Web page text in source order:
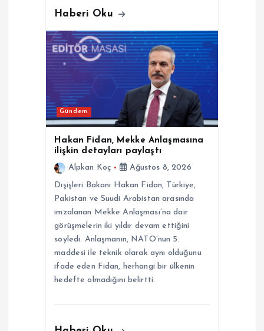
Haberi Oku
Gündem
Hakan Fidan, Mekke Anlaşmasına
ilişkin detayları paylaştı
Alpkan Koç
Ağustos 8, 2026
Dışişleri Bakanı Hakan Fidan, Türkiye,
Pakistan ve Suudi Arabistan arasında
imzalanan Mekke Anlaşması’na dair
görüşmelerin iki yıldır devam ettiğini
söyledi. Anlaşmanın, NATO’nun 5.
maddesi ile teknik olarak aynı olduğunu
ifade eden Fidan, herhangi bir ülkenin
hedefte olmadığını belirtti.